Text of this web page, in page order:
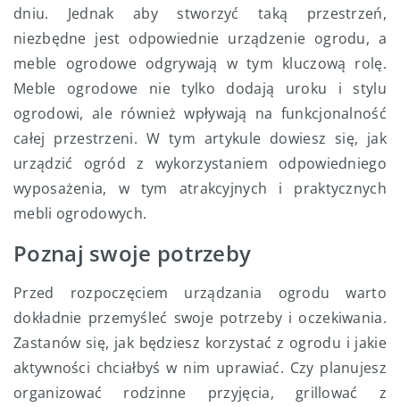
dniu. Jednak aby stworzyć taką przestrzeń,
niezbędne jest odpowiednie urządzenie ogrodu, a
meble ogrodowe odgrywają w tym kluczową rolę.
Meble ogrodowe nie tylko dodają uroku i stylu
ogrodowi, ale również wpływają na funkcjonalność
całej przestrzeni. W tym artykule dowiesz się, jak
urządzić ogród z wykorzystaniem odpowiedniego
wyposażenia, w tym atrakcyjnych i praktycznych
mebli ogrodowych.
Poznaj swoje potrzeby
Przed rozpoczęciem urządzania ogrodu warto
dokładnie przemyśleć swoje potrzeby i oczekiwania.
Zastanów się, jak będziesz korzystać z ogrodu i jakie
aktywności chciałbyś w nim uprawiać. Czy planujesz
organizować rodzinne przyjęcia, grillować z